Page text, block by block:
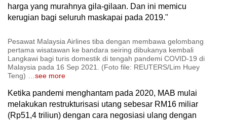
harga yang murahnya gila-gilaan. Dan ini memicu
kerugian bagi seluruh maskapai pada 2019."
Pesawat Malaysia Airlines tiba dengan membawa gelombang
pertama wisatawan ke bandara seiring dibukanya kembali
Langkawi bagi turis domestik di tengah pandemi COVID-19 di
Malaysia pada 16 Sep 2021. (Foto file: REUTERS/Lim Huey
Teng)
see more
Ketika pandemi menghantam pada 2020, MAB mulai
melakukan restrukturisasi utang sebesar RM16 miliar
(Rp51,4 triliun) dengan cara negosiasi ulang dengan